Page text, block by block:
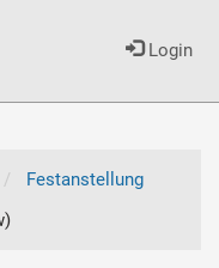
Login
Festanstellung